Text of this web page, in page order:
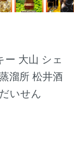
大山 シェ
溜所 松井酒
いせん